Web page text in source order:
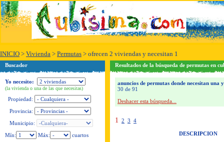
INICIO > Vivienda > Permutas > ofrecen 2 viviendas y necesitan 1
Buscador
Yo necesito:
(la vivienda o una de las que necesitas)
Propiedad:
Provincia:
Municipio:
Mín:
Máx:
cuartos
Resultados de la búsqueda de permutas en
anuncios de permutas donde necesitan una
30 de 91
Deshacer esta búsqueda...
1 2 3 4
DESCRIPCION